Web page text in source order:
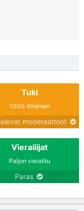
Tuki
100% ilmainen
moderaattorit
Vierailijat
Paljon vierailtu
Paras